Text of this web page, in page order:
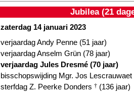
Jubilea (21
zaterdag 14 januari 2023
verjaardag Andy Penne (51 jaar)
verjaardag Anselm Grün (78 jaar)
verjaardag Jules Dresmé (70 jaar)
bisschopswijding Mgr. Jos Lescrauwaet
sterfdag Z. Peerke Donders † (136 jaar)